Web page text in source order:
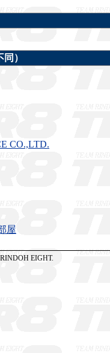
）
CO.,LTD.
屋
EIGHT.